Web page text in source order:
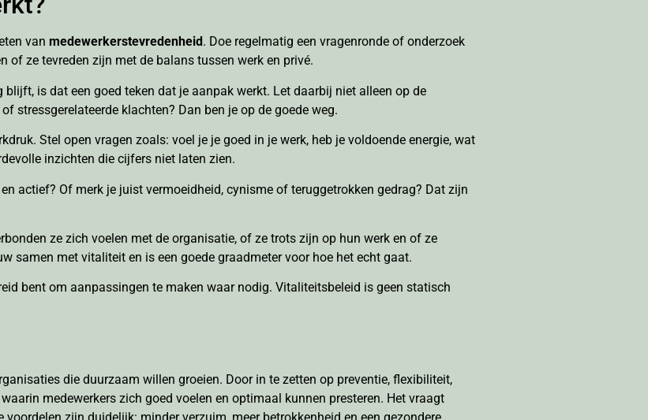
van medewerkerstevredenheid . Doe regelmatig een vragenronde of onderzoek
of ze tevreden zijn met de balans tussen werk en privé.
is dat een goed teken dat je aanpak werkt. Let daarbij niet alleen op de
stressgerelateerde klachten? Dan ben je op de goede weg.
Stel open vragen zoals: voel je je goed in je werk, heb je voldoende energie, wat
inzichten die cijfers niet laten zien.
actief? Of merk je juist vermoeidheid, cynisme of teruggetrokken gedrag? Dat zijn
ze zich voelen met de organisatie, of ze trots zijn op hun werk en of ze
samen met vitaliteit en is een goede graadmeter voor hoe het echt gaat.
bent om aanpassingen te maken waar nodig. Vitaliteitsbeleid is geen statisch
die duurzaam willen groeien. Door in te zetten op preventie, flexibiliteit,
medewerkers zich goed voelen en optimaal kunnen presteren. Het vraagt